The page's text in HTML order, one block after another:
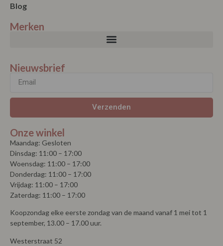
Blog
Merken
Nieuwsbrief
Verzenden
Onze winkel
Maandag: Gesloten
Dinsdag: 11:00 – 17:00
Woensdag: 11:00 – 17:00
Donderdag: 11:00 – 17:00
Vrijdag: 11:00 – 17:00
Zaterdag: 11:00 – 17:00
Koopzondag elke eerste zondag van de maand vanaf 1 mei tot 1
september, 13.00 – 17.00 uur.
Westerstraat 52